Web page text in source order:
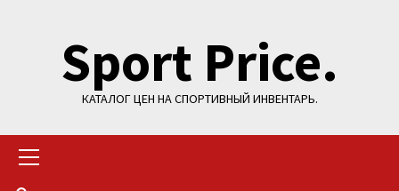
содержимомуSport Price.
КАТАЛОГ ЦЕН НА СПОРТИВНЫЙ ИНВЕНТАРЬ.
меню